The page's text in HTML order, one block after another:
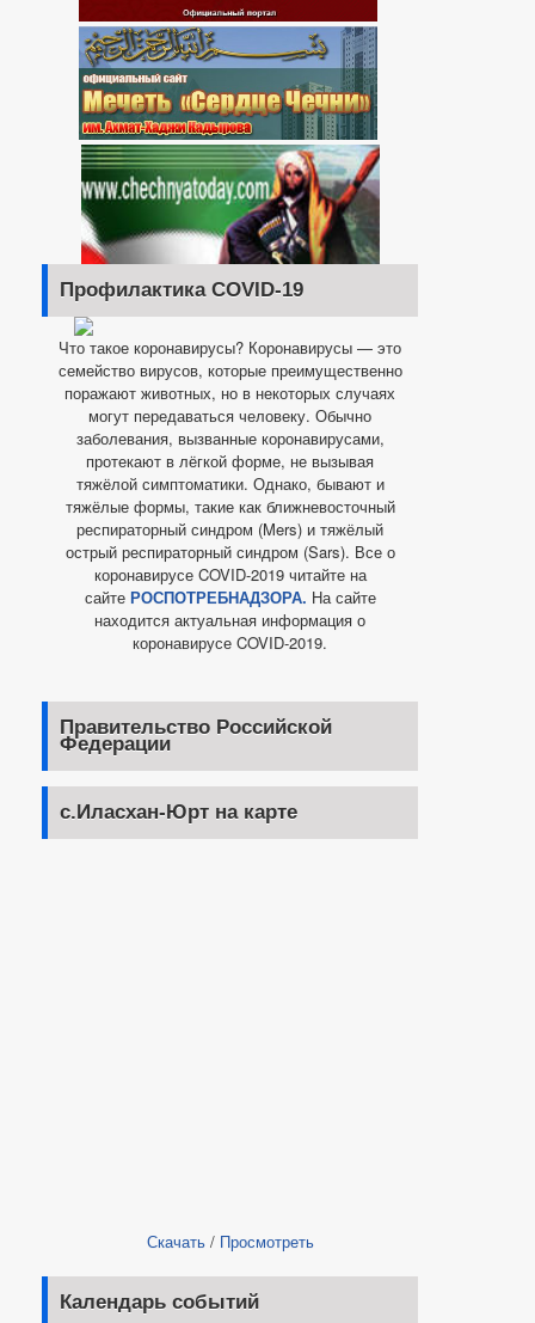
Профилактика COVID-19
Что такое коронавирусы? Коронавирусы — это
семейство вирусов, которые преимущественно
поражают животных, но в некоторых случаях
могут передаваться человеку. Обычно
заболевания, вызванные коронавирусами,
протекают в лёгкой форме, не вызывая
тяжёлой симптоматики. Однако, бывают и
тяжёлые формы, такие как ближневосточный
респираторный синдром (Mers) и тяжёлый
острый респираторный синдром (Sars). Все о
коронавирусе COVID-2019 читайте на
сайте РОСПОТРЕБНАДЗОРА. На сайте
находится актуальная информация о
коронавирусе COVID-2019.
Правительство Российской
Федерации
с.Иласхан-Юрт на карте
Скачать/ Просмотреть
Календарь событий